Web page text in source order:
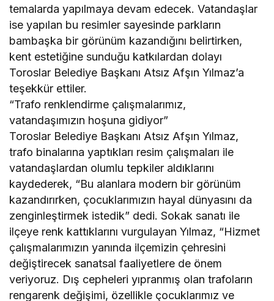
temalarda yapılmaya devam edecek. Vatandaşlar
ise yapılan bu resimler sayesinde parkların
bambaşka bir görünüm kazandığını belirtirken,
kent estetiğine sunduğu katkılardan dolayı
Toroslar Belediye Başkanı Atsız Afşın Yılmaz’a
teşekkür ettiler.
“Trafo renklendirme çalışmalarımız,
vatandaşımızın hoşuna gidiyor”
Toroslar Belediye Başkanı Atsız Afşın Yılmaz,
trafo binalarına yaptıkları resim çalışmaları ile
vatandaşlardan olumlu tepkiler aldıklarını
kaydederek, “Bu alanlara modern bir görünüm
kazandırırken, çocuklarımızın hayal dünyasını da
zenginleştirmek istedik” dedi. Sokak sanatı ile
ilçeye renk kattıklarını vurgulayan Yılmaz, “Hizmet
çalışmalarımızın yanında ilçemizin çehresini
değiştirecek sanatsal faaliyetlere de önem
veriyoruz. Dış cepheleri yıpranmış olan trafoların
rengarenk değişimi, özellikle çocuklarımız ve